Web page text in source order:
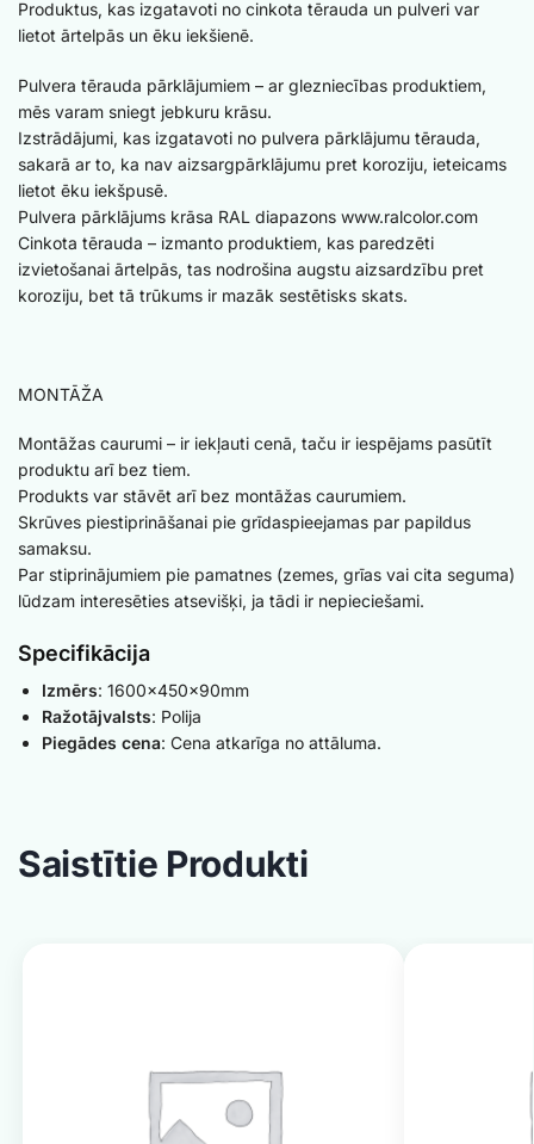
Produktus, kas izgatavoti no cinkota tērauda un pulveri var
lietot ārtelpās un ēku iekšienē.
Pulvera tērauda pārklājumiem – ar glezniecības produktiem,
mēs varam sniegt jebkuru krāsu.
Izstrādājumi, kas izgatavoti no pulvera pārklājumu tērauda, ​​
sakarā ar to, ka nav aizsargpārklājumu pret koroziju, ieteicams
lietot ēku iekšpusē.
Pulvera pārklājums krāsa RAL diapazons www.ralcolor.com
Cinkota tērauda – izmanto produktiem, kas paredzēti
izvietošanai ārtelpās, tas nodrošina augstu aizsardzību pret
koroziju, bet tā trūkums ir mazāk sestētisks skats.
MONTĀŽA
Montāžas caurumi – ir iekļauti cenā, taču ir iespējams pasūtīt
produktu arī bez tiem.
Produkts var stāvēt arī bez montāžas caurumiem.
Skrūves piestiprināšanai pie grīdaspieejamas par papildus
samaksu.
Par stiprinājumiem pie pamatnes (zemes, grīas vai cita seguma)
lūdzam interesēties atsevišķi, ja tādi ir nepieciešami.
Specifikācija
Izmērs: 1600x450x90mm
Ražotājvalsts: Polija
Piegādes cena: Cena atkarīga no attāluma.
Saistītie Produkti